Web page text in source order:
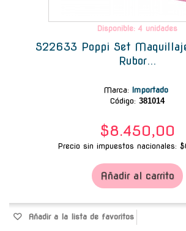
Disponible: 4 unidades
S22633 Poppi Set
Rubor...
Marca: Importado
Código: 381014
$8.450,00
Precio sin impuestos nacionales:
Añadir al carrito
Añadir a la lista de favoritos